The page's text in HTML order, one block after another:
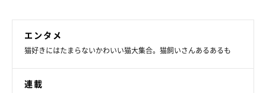
エンタメ
猫好きにはたまらないかわいい猫大集合。猫飼いさんあるあるも
連載